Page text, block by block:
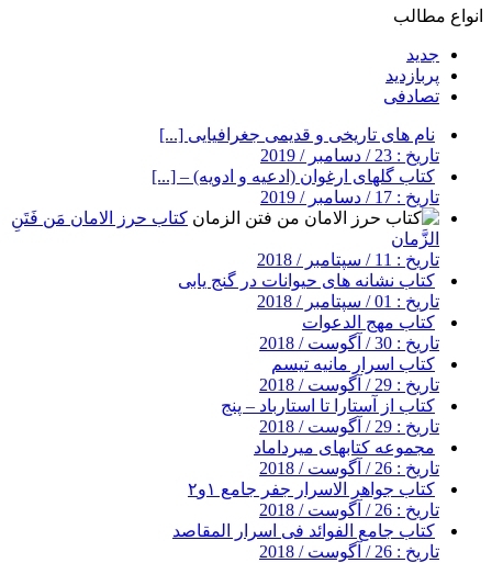
انواع مطالب
جدید
پربازدید
تصادفی
نام های تاریخی و قدیمی جغرافیایی [...]
تاریخ : 23 / دسامبر / 2019
کتاب گلهای ارغوان (ادعیه و ادویه) – [...]
تاریخ : 17 / دسامبر / 2019
کتاب حرز الامان مَن فَتَنِ
الزَّمان
تاریخ : 11 / سپتامبر / 2018
کتاب نشانه های حیوانات در گنج یابی
تاریخ : 01 / سپتامبر / 2018
کتاب مهج الدعوات
تاریخ : 30 / آگوست / 2018
کتاب اسرار مانیه تیسم
تاریخ : 29 / آگوست / 2018
کتاب از آستارا تا استارباد – پنج
تاریخ : 29 / آگوست / 2018
مجموعه کتابهای میرداماد
تاریخ : 26 / آگوست / 2018
کتاب جواهر الاسرار جفر جامع ۱و۲
تاریخ : 26 / آگوست / 2018
کتاب جامع الفوائد فی اسرار المقاصد
تاریخ : 26 / آگوست / 2018